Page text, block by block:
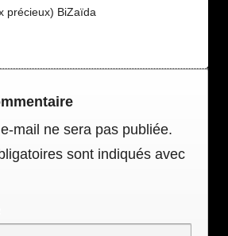
précieux) BiZaïda
mail ne sera pas publiée.
sont indiqués avec